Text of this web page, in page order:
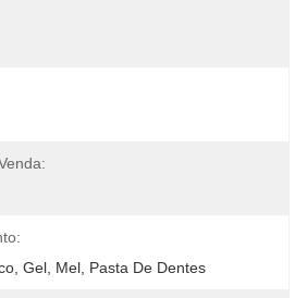
Gel, Mel, Pasta De Dentes